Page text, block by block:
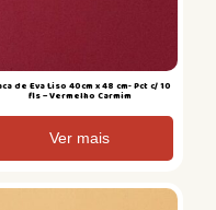
de Eva Liso 40cm x 48 cm- Pct c/ 10
fls – Vermelho Carmim
Ver mais